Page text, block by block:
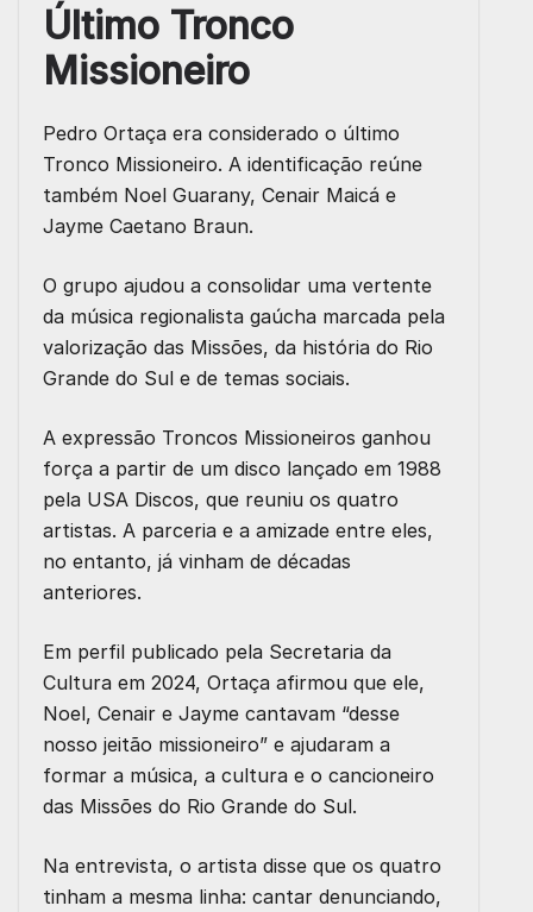
Último Tronco
Missioneiro
Pedro Ortaça era considerado o último
Tronco Missioneiro. A identificação reúne
também Noel Guarany, Cenair Maicá e
Jayme Caetano Braun.
O grupo ajudou a consolidar uma vertente
da música regionalista gaúcha marcada pela
valorização das Missões, da história do Rio
Grande do Sul e de temas sociais.
A expressão Troncos Missioneiros ganhou
força a partir de um disco lançado em 1988
pela USA Discos, que reuniu os quatro
artistas. A parceria e a amizade entre eles,
no entanto, já vinham de décadas
anteriores.
Em perfil publicado pela Secretaria da
Cultura em 2024, Ortaça afirmou que ele,
Noel, Cenair e Jayme cantavam “desse
nosso jeitão missioneiro” e ajudaram a
formar a música, a cultura e o cancioneiro
das Missões do Rio Grande do Sul.
Na entrevista, o artista disse que os quatro
tinham a mesma linha: cantar denunciando,